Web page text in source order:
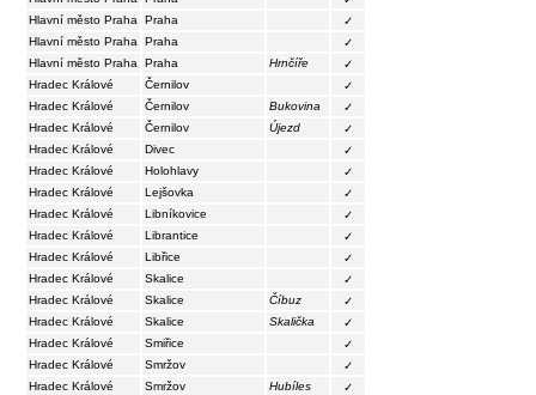
Hlavní město Praha
Praha
✓
Hlavní město Praha
Praha
✓
Hlavní město Praha
Praha Hrnčíře
✓
Hradec Králové
Černilov
✓
Hradec Králové
Černilov Bukovina
✓
Hradec Králové
Černilov Újezd
✓
Hradec Králové
Divec
✓
Hradec Králové
Holohlavy
✓
Hradec Králové
Lejšovka
✓
Hradec Králové
Libníkovice
✓
Hradec Králové
Librantice
✓
Hradec Králové
Libřice
✓
Hradec Králové
Skalice
✓
Hradec Králové
Skalice Číbuz
✓
Hradec Králové
Skalice Skalička
✓
Hradec Králové
Smiřice
✓
Hradec Králové
Smržov
✓
Hradec Králové
Smržov Hubíles
✓